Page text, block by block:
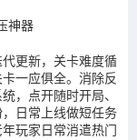
神器
更新，关卡难度循
一应俱全。消除反
，点开随时开局、
日常上线做短任务
玩家日常消遣热门